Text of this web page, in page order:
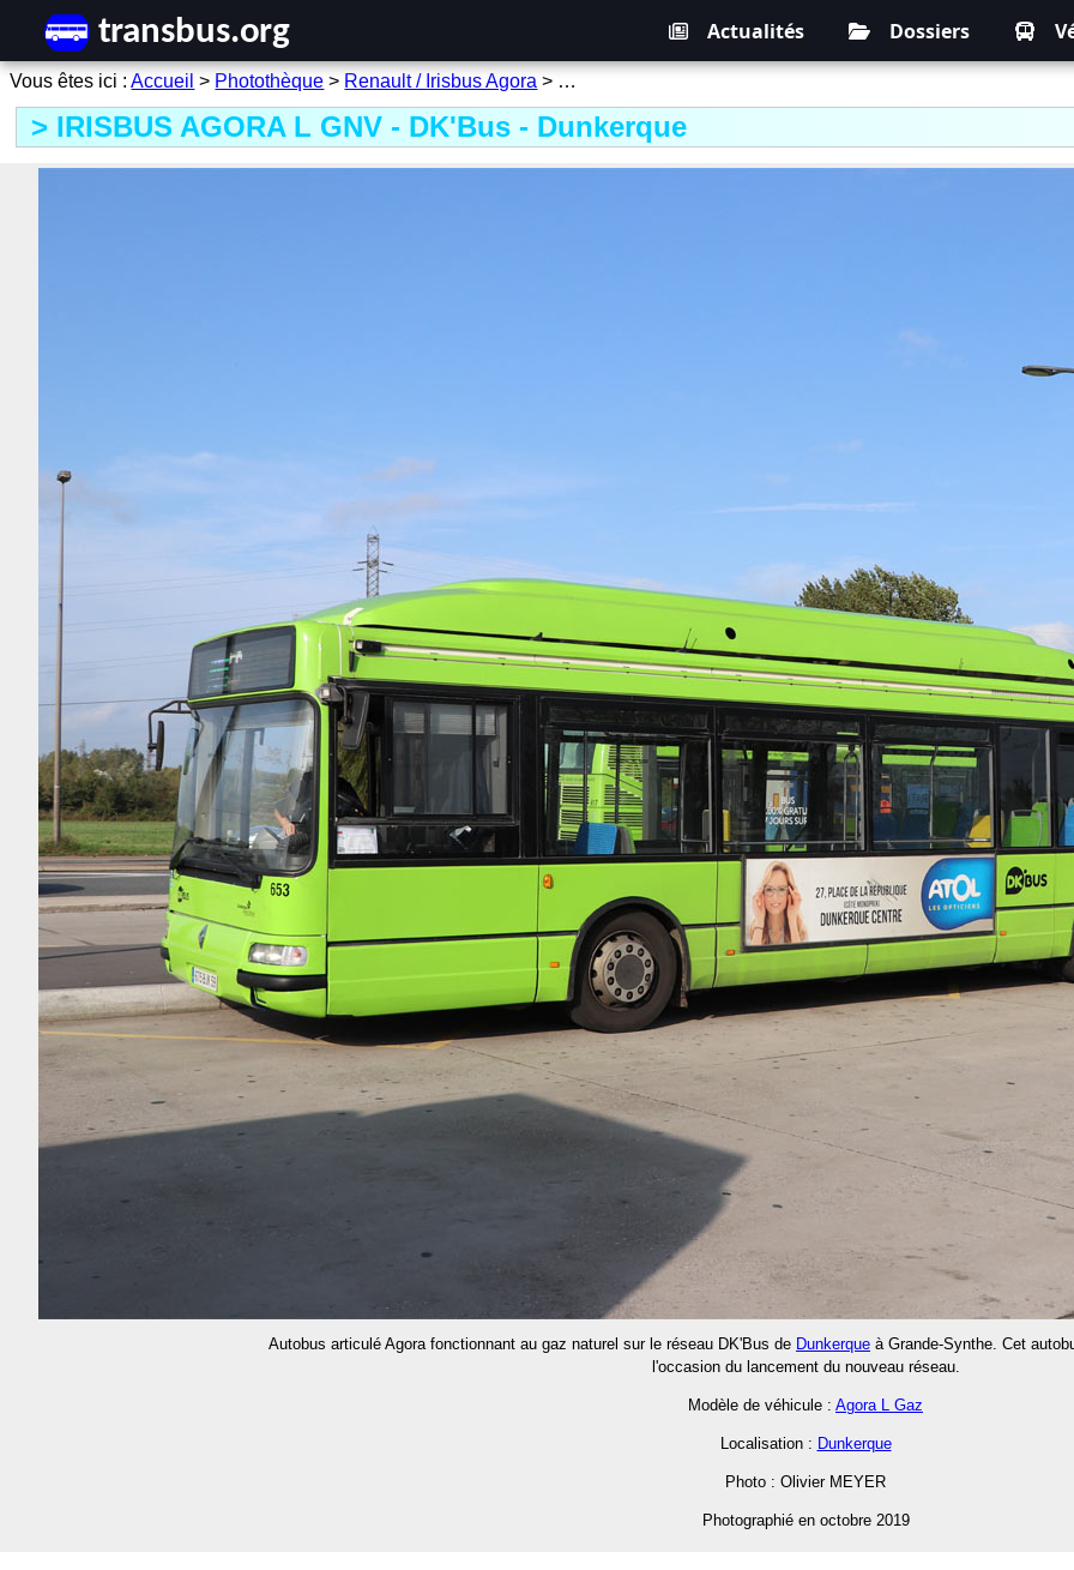
Actualités Dossiers
Accueil > Photothèque > Renault / Irisbus Agora > …
IRISBUS AGORA L GNV - DK'Bus - Dunkerque
Autobus articulé Agora fonctionnant au gaz naturel sur le réseau DK'Bus de Dunkerque à Grande-Synthe. Cet
l'occasion du lancement du nouveau réseau.
Modèle de véhicule : Agora L Gaz
Localisation : Dunkerque
Photo : Olivier MEYER
Photographié en octobre 2019